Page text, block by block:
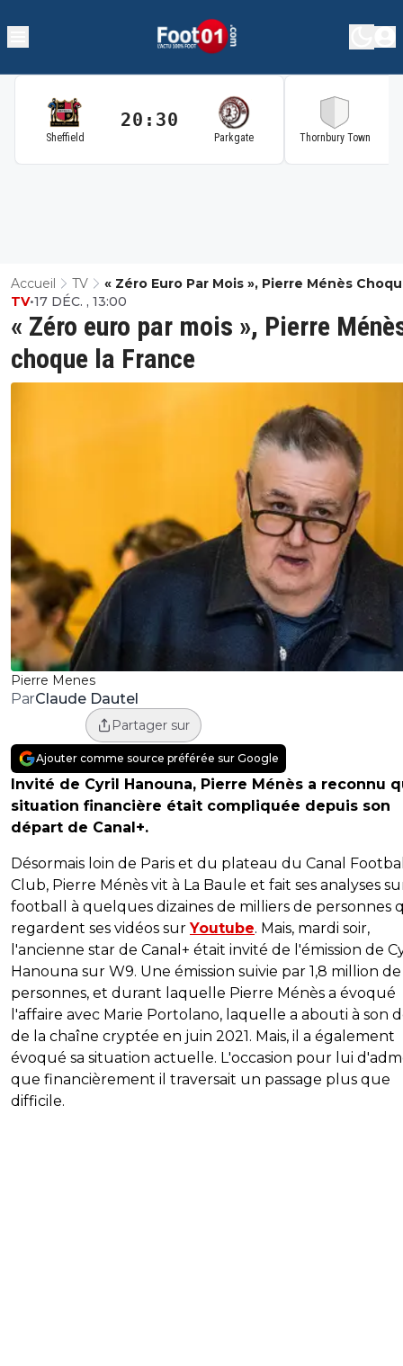
Sheffield
20:30
Parkgate Thornbury Town
Accueil TV
« Zéro Euro Par Mois », Pierre Ménès
France
Pierre Menes
« Zéro euro par mois », Pierre
choque la France
TV•17 DÉC. , 13:00
ParClaude Dautel
Partager sur
Ajouter comme source préférée sur Google
Invité de Cyril Hanouna, Pierre Ménès a reconnu
situation financière était compliquée depuis son
départ de Canal+.
Désormais loin de Paris et du plateau du Canal
Club, Pierre Ménès vit à La Baule et fait ses analyses
football à quelques dizaines de milliers de personnes
regardent ses vidéos surYoutube. Mais, mardi soir,
l'ancienne star de Canal+ était invité de l'émission de
Hanouna sur W9. Une émission suivie par 1,8 million de
personnes, et durant laquelle Pierre Ménès a évoqué
l'affaire avec Marie Portolano, laquelle a abouti à son
de la chaîne cryptée en juin 2021. Mais, il a également
évoqué sa situation actuelle. L'occasion pour lui
que financièrement il traversait un passage plus que
difficile.